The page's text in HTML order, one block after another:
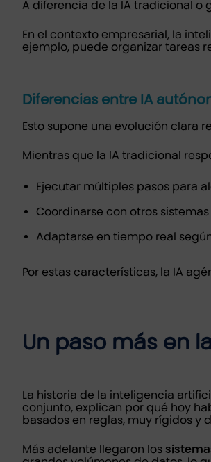
A diferencia de la IA tradicional o
En el contexto empresarial, la
ejemplo, puede organizar tareas
Diferencias entre IA
Esto supone una evolución clara
Mientras que la IA tradicional
Ejecutar múltiples pasos para
Coordinarse con otros
Adaptarse en tiempo real
Por estas características, la IA
Un paso más en
La historia de la inteligencia
conjunto, explican por qué hoy
basados en reglas, muy rígidos y
Más adelante llegaron los